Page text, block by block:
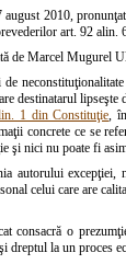
2010,
art. 92
de Marcel Mugurel
destinatarul
1 din Constituţie,
concrete ce se
şi nici nu poate fi
autorului
celui care are
consacră o
dreptul la un proces